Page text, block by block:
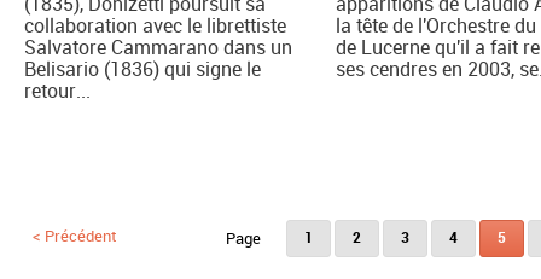
collaboration avec le librettiste
Salvatore Cammarano dans un
Belisario (1836) qui signe le
retour...
la tête de l'Orchestre
de Lucerne qu'il a fait
ses cendres en 2003,
< Précédent 1 2 3 4 5